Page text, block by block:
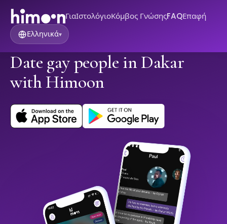
ΓιαΙστολόγιοΚόμβος ΓνώσηςFAQΕπαφή
Ελληνικά▾
Date gay people in Dakar
with Himoon